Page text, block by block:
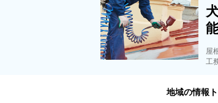
屋
工
地域の情報